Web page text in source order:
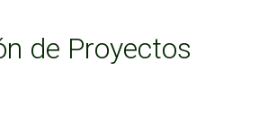
de Proyectos